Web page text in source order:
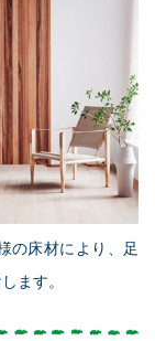
の床材により、
足
ます。